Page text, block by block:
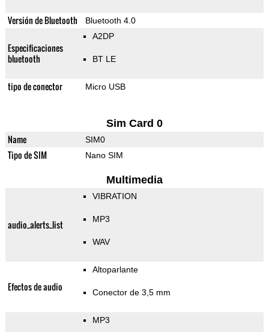
Versión de Bluetooth Bluetooth 4.0
Especificaciones
bluetooth
A2DP
BT LE
tipo de conector Micro USB
Sim Card 0
Name SIM0
Tipo de SIM Nano SIM
Multimedia
audio_alerts_list
VIBRATION
MP3
WAV
Efectos de audio
Altoparlante
Conector de 3,5 mm
MP3